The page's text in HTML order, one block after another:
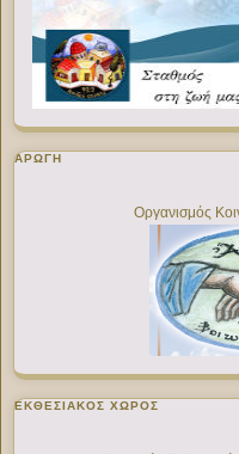
ΑΡΩΓΗ
Οργανισμός
ΕΚΘΕΣΙΑΚΌΣ ΧΏΡΟΣ